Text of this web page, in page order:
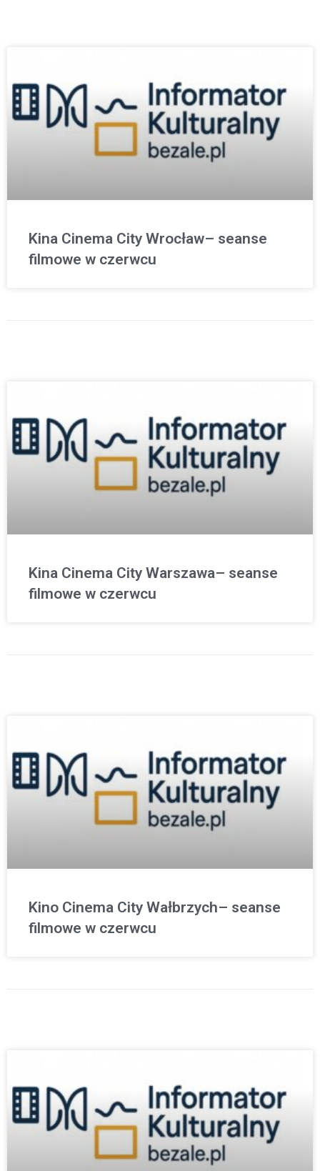
Kina Cinema City Wrocław– seanse
filmowe w czerwcu
Kina Cinema City Warszawa– seanse
filmowe w czerwcu
Kino Cinema City Wałbrzych– seanse
filmowe w czerwcu